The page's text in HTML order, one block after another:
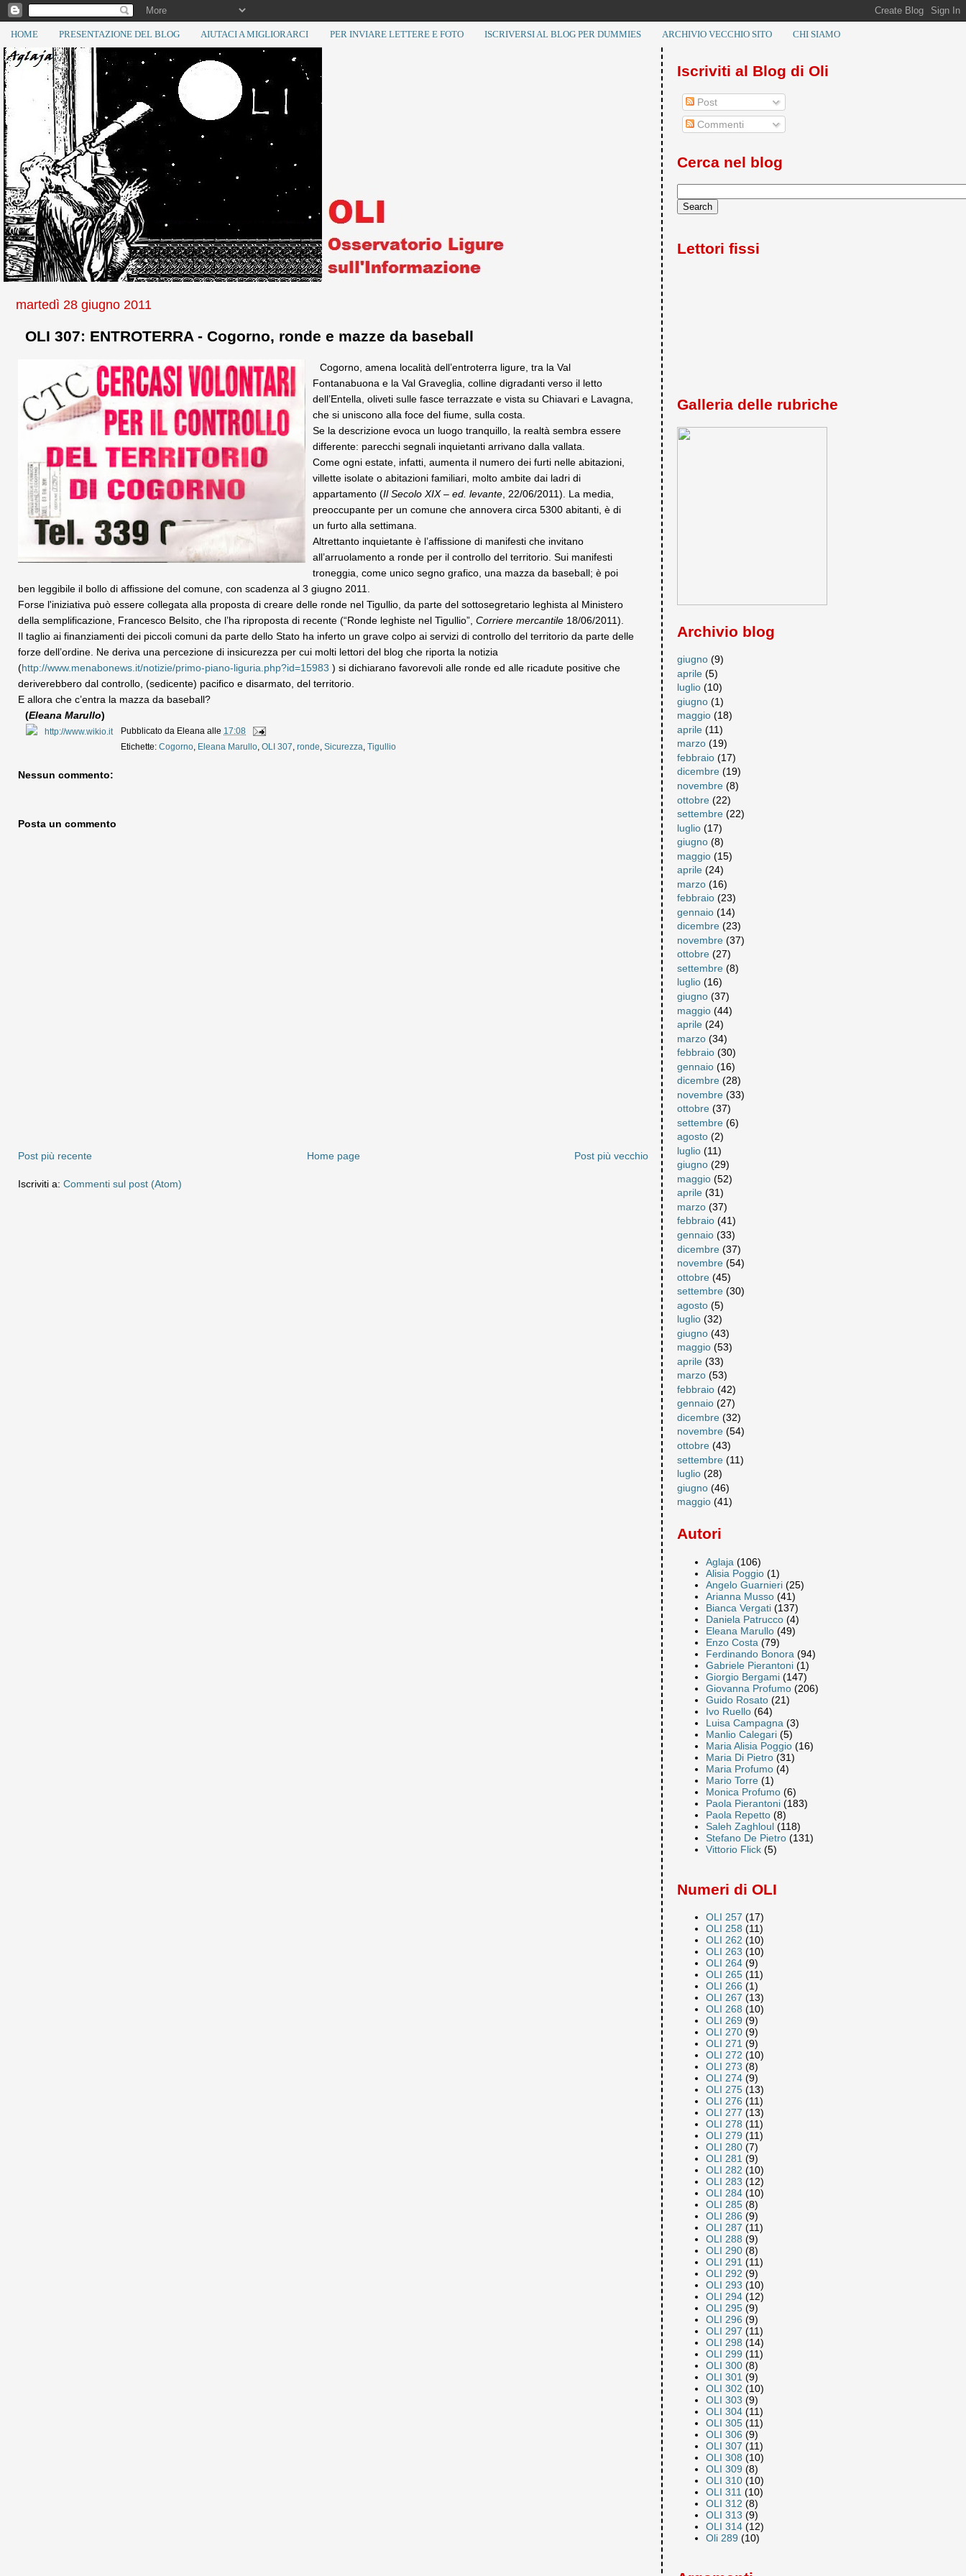
HOME PRESENTAZIONE DEL BLOG AIUTACI A MIGLIORARCI PER INVIARE LETTERE E FOTO ISCRIVERSI AL BLOG PER DUMMIES ARCHIVIO VECCHIO SITO CHI SIAMO
martedì 28 giugno 2011
OLI 307: ENTROTERRA - Cogorno, ronde e mazze da baseball
Cogorno, amena località dell’entroterra ligure, tra la Val
Fontanabuona e la Val Graveglia, colline digradanti verso il letto
dell’Entella, oliveti sulle fasce terrazzate e vista su Chiavari e Lavagna,
che si uniscono alla foce del fiume, sulla costa.
Se la descrizione evoca un luogo tranquillo, la realtà sembra essere
differente: parecchi segnali inquietanti arrivano dalla vallata.
Come ogni estate, infatti, aumenta il numero dei furti nelle abitazioni,
villette isolate o abitazioni familiari, molto ambite dai ladri di
appartamento (Il Secolo XIX– ed. levante , 22/06/2011). La media,
preoccupante per un comune che annovera circa 5300 abitanti, è di
un furto alla settimana.
Altrettanto inquietante è l’affissione di manifesti che invitano
all’arruolamento a ronde per il controllo del territorio. Sui manifesti
troneggia, come unico segno grafico, una mazza da baseball; è poi
ben leggibile il bollo di affissione del comune, con scadenza al 3 giugno 2011.
Forse l'iniziativa può essere collegata alla proposta di creare delle ronde nel Tigullio, da parte del sottosegretario leghista al Ministero
della semplificazione, Francesco Belsito, che l’ha riproposta di recente (“Ronde leghiste nel Tigullio”, Corriere mercantile 18/06/2011).
Il taglio ai finanziamenti dei piccoli comuni da parte dello Stato ha inferto un grave colpo ai servizi di controllo del territorio da parte delle
forze dell’ordine. Ne deriva una percezione di insicurezza per cui molti lettori del blog che riporta la notizia
(http://www.menabonews.it/notizie/primo-piano-liguria.php?id=15983 ) si dichiarano favorevoli alle ronde ed alle ricadute positive che
deriverebbero dal controllo, (sedicente) pacifico e disarmato, del territorio.
E allora che c’entra la mazza da baseball?
(Eleana Marullo)
Pubblicato da Eleana alle 17:08
Etichette:Cogorno, Eleana Marullo,OLI 307,ronde,Sicurezza,Tigullio
Nessun commento:
Posta un commento
Post più recente Post più vecchio
Home page
Iscriviti a: Commenti sul post (Atom)
Iscriviti al Blog di Oli
Post
Commenti
Cerca nel blog
Lettori fissi
Galleria delle rubriche
Archivio blog
giugno (9)
aprile (5)
luglio (10)
giugno (1)
maggio (18)
aprile (11)
marzo (19)
febbraio (17)
dicembre (19)
novembre (8)
ottobre (22)
settembre (22)
luglio (17)
giugno (8)
maggio (15)
aprile (24)
marzo (16)
febbraio (23)
gennaio (14)
dicembre (23)
novembre (37)
ottobre (27)
settembre (8)
luglio (16)
giugno (37)
maggio (44)
aprile (24)
marzo (34)
febbraio (30)
gennaio (16)
dicembre (28)
novembre (33)
ottobre (37)
settembre (6)
agosto (2)
luglio (11)
giugno (29)
maggio (52)
aprile (31)
marzo (37)
febbraio (41)
gennaio (33)
dicembre (37)
novembre (54)
ottobre (45)
settembre (30)
agosto (5)
luglio (32)
giugno (43)
maggio (53)
aprile (33)
marzo (53)
febbraio (42)
gennaio (27)
dicembre (32)
novembre (54)
ottobre (43)
settembre (11)
luglio (28)
giugno (46)
maggio (41)
Autori
Aglaja (106)
Alisia Poggio (1)
Angelo Guarnieri (25)
Arianna Musso (41)
Bianca Vergati (137)
Daniela Patrucco (4)
Eleana Marullo (49)
Enzo Costa (79)
Ferdinando Bonora (94)
Gabriele Pierantoni (1)
Giorgio Bergami (147)
Giovanna Profumo (206)
Guido Rosato (21)
Ivo Ruello (64)
Luisa Campagna (3)
Manlio Calegari (5)
Maria Alisia Poggio (16)
Maria Di Pietro (31)
Maria Profumo (4)
Mario Torre (1)
Monica Profumo (6)
Paola Pierantoni (183)
Paola Repetto (8)
Saleh Zaghloul (118)
Stefano De Pietro (131)
Vittorio Flick (5)
Numeri di OLI
OLI 257 (17)
OLI 258 (11)
OLI 262 (10)
OLI 263 (10)
OLI 264 (9)
OLI 265 (11)
OLI 266 (1)
OLI 267 (13)
OLI 268 (10)
OLI 269 (9)
OLI 270 (9)
OLI 271 (9)
OLI 272 (10)
OLI 273 (8)
OLI 274 (9)
OLI 275 (13)
OLI 276 (11)
OLI 277 (13)
OLI 278 (11)
OLI 279 (11)
OLI 280 (7)
OLI 281 (9)
OLI 282 (10)
OLI 283 (12)
OLI 284 (10)
OLI 285 (8)
OLI 286 (9)
OLI 287 (11)
OLI 288 (9)
OLI 290 (8)
OLI 291 (11)
OLI 292 (9)
OLI 293 (10)
OLI 294 (12)
OLI 295 (9)
OLI 296 (9)
OLI 297 (11)
OLI 298 (14)
OLI 299 (11)
OLI 300 (8)
OLI 301 (9)
OLI 302 (10)
OLI 303 (9)
OLI 304 (11)
OLI 305 (11)
OLI 306 (9)
OLI 307 (11)
OLI 308 (10)
OLI 309 (8)
OLI 310 (10)
OLI 311 (10)
OLI 312 (8)
OLI 313 (9)
OLI 314 (12)
Oli 289 (10)